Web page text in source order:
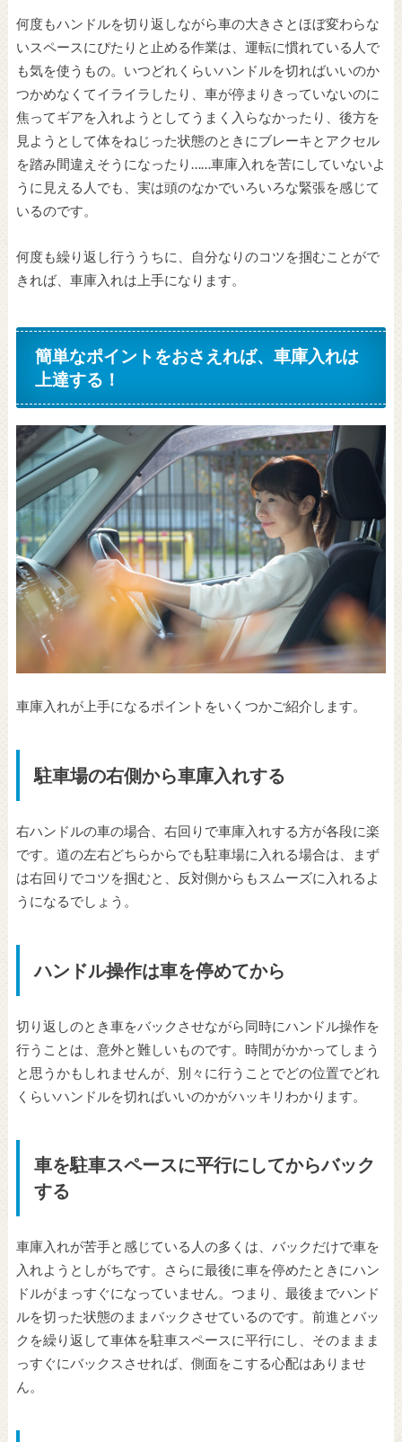
何度もハンドルを切り返しながら車の大きさとほぼ変わらな
いスペースにぴたりと止める作業は、運転に慣れている人で
も気を使うもの。いつどれくらいハンドルを切ればいいのか
つかめなくてイライラしたり、車が停まりきっていないのに
焦ってギアを入れようとしてうまく入らなかったり、後方を
見ようとして体をねじった状態のときにブレーキとアクセル
を踏み間違えそうになったり……車庫入れを苦にしていないよ
うに見える人でも、実は頭のなかでいろいろな緊張を感じて
いるのです。
何度も繰り返し行ううちに、自分なりのコツを掴むことがで
きれば、車庫入れは上手になります。
簡単なポイントをおさえれば、車庫入れは
上達する！
車庫入れが上手になるポイントをいくつかご紹介します。
駐車場の右側から車庫入れする
右ハンドルの車の場合、右回りで車庫入れする方が各段に楽
です。道の左右どちらからでも駐車場に入れる場合は、まず
は右回りでコツを掴むと、反対側からもスムーズに入れるよ
うになるでしょう。
ハンドル操作は車を停めてから
切り返しのとき車をバックさせながら同時にハンドル操作を
行うことは、意外と難しいものです。時間がかかってしまう
と思うかもしれませんが、別々に行うことでどの位置でどれ
くらいハンドルを切ればいいのかがハッキリわかります。
車を駐車スペースに平行にしてからバック
する
車庫入れが苦手と感じている人の多くは、バックだけで車を
入れようとしがちです。さらに最後に車を停めたときにハン
ドルがまっすぐになっていません。つまり、最後までハンド
ルを切った状態のままバックさせているのです。前進とバッ
クを繰り返して車体を駐車スペースに平行にし、そのままま
っすぐにバックスさせれば、側面をこする心配はありませ
ん。